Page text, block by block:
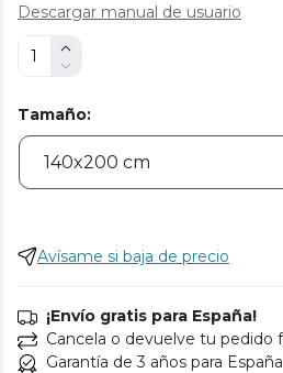
Descargar manual de usuario
Tamaño:
Avísame si baja de precio
¡Envío gratis para España!
Cancela o devuelve tu pedido
Garantía de 3 años para